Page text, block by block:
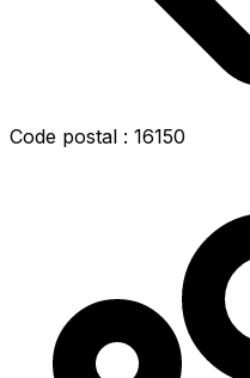
Code postal : 16150